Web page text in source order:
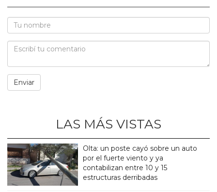
LAS MÁS VISTAS
Olta: un poste cayó sobre un auto
por el fuerte viento y ya
contabilizan entre 10 y 15
estructuras derribadas